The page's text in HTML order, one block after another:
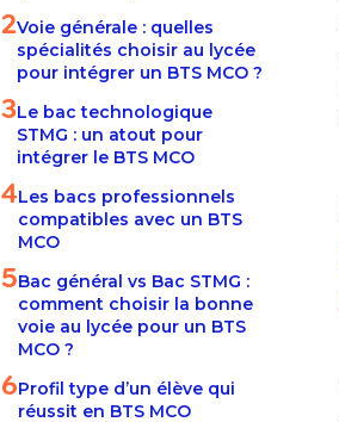
2Voie générale : quelles
spécialités choisir au lycée
pour intégrer un BTS MCO ?
3Le bac technologique
STMG : un atout pour
intégrer le BTS MCO
4Les bacs professionnels
compatibles avec un BTS
MCO
5Bac général vs Bac STMG :
comment choisir la bonne
voie au lycée pour un BTS
MCO ?
6Profil type d’un élève qui
réussit en BTS MCO